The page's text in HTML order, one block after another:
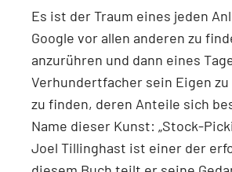
Es ist der Traum eines jeden
Google vor allen anderen zu
anzurühren und dann eines
Verhundertfacher sein Eigen
zu finden, deren Anteile sich
Name dieser Kunst: „Stock-
Joel Tillinghast ist einer der